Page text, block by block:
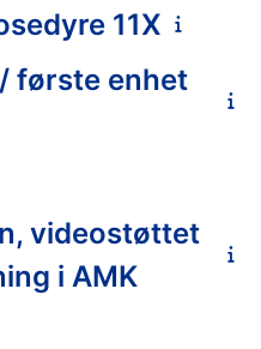
11X
første enhet
videostøttet
i AMK